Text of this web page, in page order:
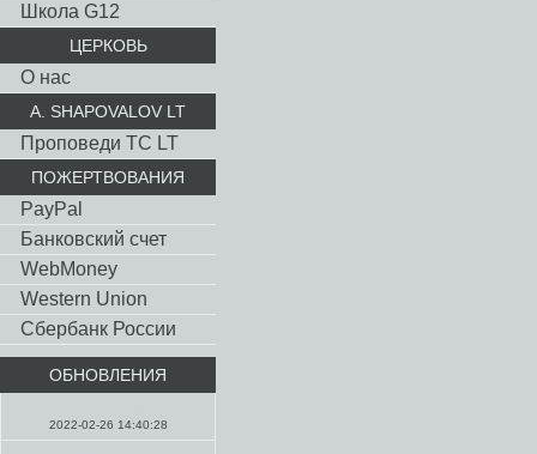
Школа G12
ЦЕРКОВЬ
О нас
A. SHAPOVALOV LT
Проповеди TC LT
ПОЖЕРТВОВАНИЯ
PayPal
Банковский счет
WebMoney
Western Union
Сбербанк России
ОБНОВЛЕНИЯ
2022-02-26 14:40:28